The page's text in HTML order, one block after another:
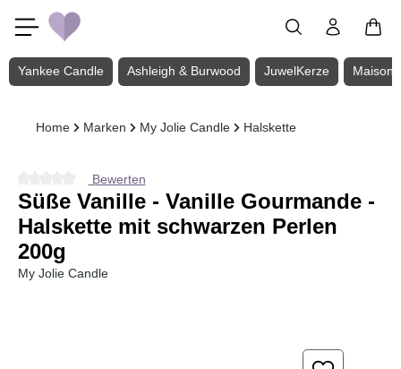
Zum Hauptinhalt springen
Yankee Candle Ashleigh & Burwood JuwelKerze Maison
Home Marken My Jolie Candle Halskette
Durchschnittliche Bewertung von 0 von 5 Sternen
Bewerten
Süße Vanille - Vanille Gourmande -
Halskette mit schwarzen Perlen
200g
My Jolie Candle